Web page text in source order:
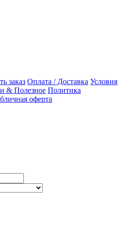
заказ Оплата / Доставка Условия
& Полезное Политика
оферта